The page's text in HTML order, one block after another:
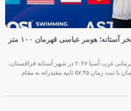
درخشش ملی‌پوش ایران در استخر آستانه؛ هومر عباسی قهرمان ۱۰۰ متر
در نخستین روز از رقابت‌های شنای قهرمانی غرب آسیا ۲۰۲۶ در شهر آستانه قزاقستان،
هومر عباسی ملی‌پوش شایسته کشورمان با ثبت زمان ۵۷.۴۵ ثانیه مقتدرانه به مقام